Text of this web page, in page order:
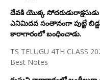
దేవకి యొక్క
ఎనిమిదవ సంతానంగా పుట్టే
కారాగారంలో బంధించాడు.
TS TELUGU 4TH CLASS
Best Notes